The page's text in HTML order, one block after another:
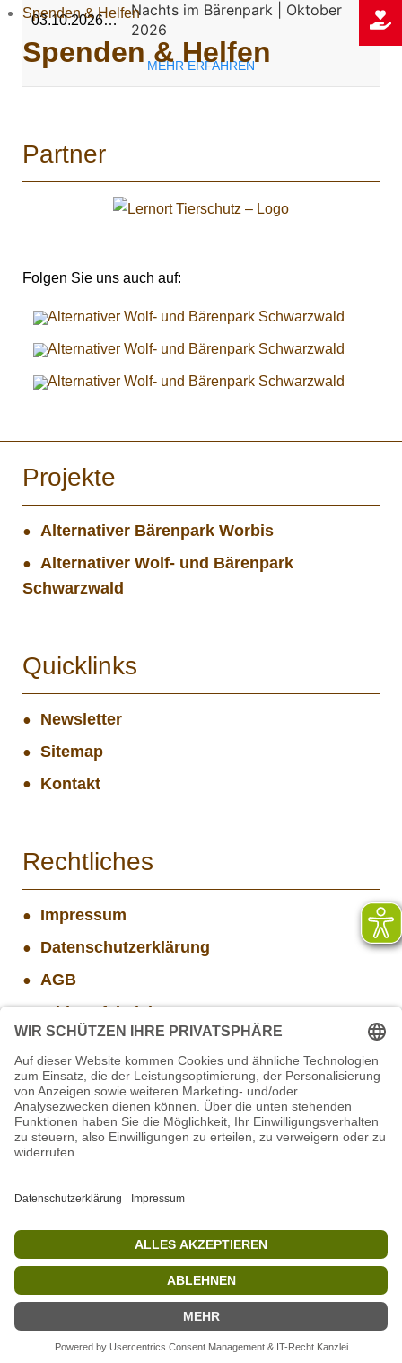
Spenden & Helfen
Spenden & Helfen
03.10.2026…
Nachts im Bärenpark | Oktober
2026
MEHR ERFAHREN
Partner
Folgen Sie uns auch auf:
Projekte
Alternativer Bärenpark Worbis
Alternativer Wolf- und Bärenpark
Schwarzwald
Quicklinks
Newsletter
Sitemap
Kontakt
Rechtliches
Impressum
Datenschutzerklärung
AGB
Widerrufsbelehrung
Aktuelle Stellenangebote
Mitarbeiter(w/m/d) Imbiss - Betrieb im Projekt
STIFTUNG für BÄREN - Stellvertretende
Geschäftsführung (w/m/d)
Mitarbeiter/in Technik im Projekt SCHWARZWALD
Projekt WORBIS Mitarbeiter*in (w/m/d) in Tierpflege